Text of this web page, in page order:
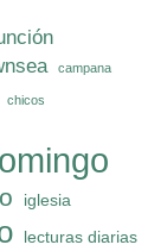
campana
chicos
iglesia
lecturas diarias